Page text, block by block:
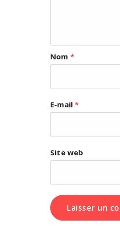
Nom *
E-mail*
Site web